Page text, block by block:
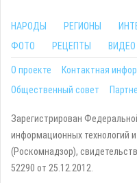
НАРОДЫ РЕГИОНЫ
ФОТО
РЕЦЕПТЫ ВИДЕО
О проекте Контактная
Общественный совет
Зарегистрирован
информационных технологий
(Роскомнадзор),
52290 от 25.12.2012.